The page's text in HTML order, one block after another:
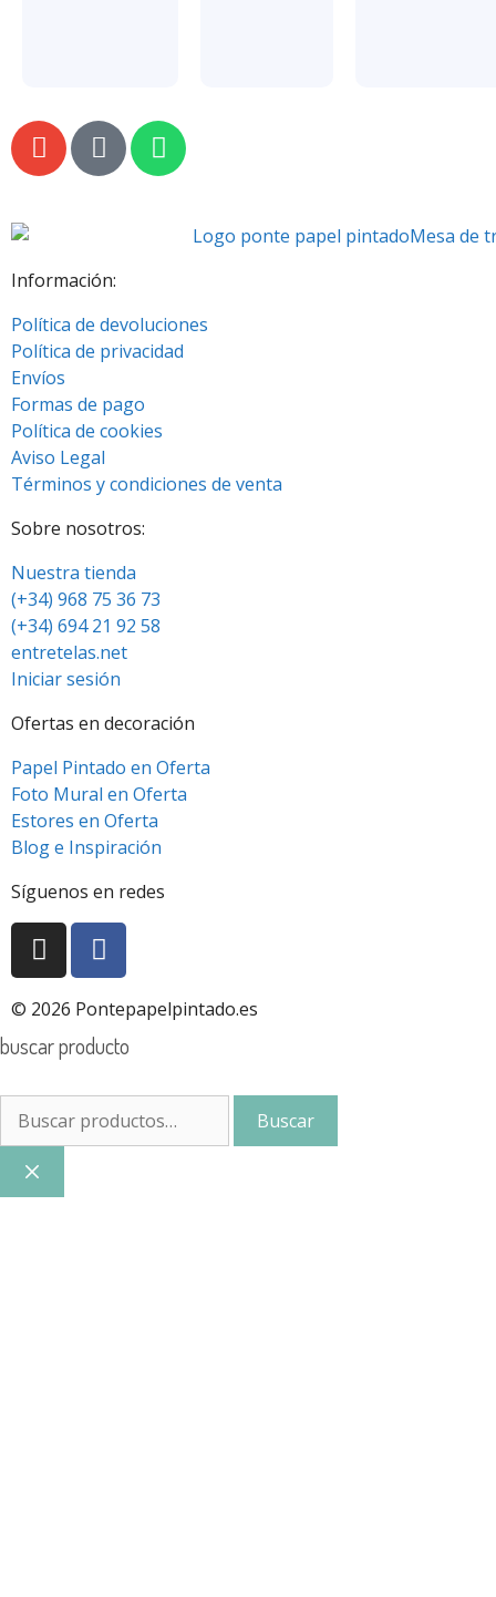
Información:
Política de devoluciones
Política de privacidad
Envíos
Formas de pago
Política de cookies
Aviso Legal
Términos y condiciones de venta
Sobre nosotros:
Nuestra tienda
(+34) 968 75 36 73
(+34) 694 21 92 58
entretelas.net
Iniciar sesión
Ofertas en decoración
Papel Pintado en Oferta
Foto Mural en Oferta
Estores en Oferta
Blog e Inspiración
Síguenos en redes
© 2026 Pontepapelpintado.es
buscar producto
Buscar